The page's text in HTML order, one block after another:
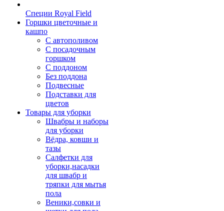
Специи Royal Field
Горшки цветочные и
кашпо
С автополивом
С посадочным
горшком
С поддоном
Без поддона
Подвесные
Подставки для
цветов
Товары для уборки
Швабры и наборы
для уборки
Вёдра, ковши и
тазы
Салфетки для
уборки,насадки
для швабр и
тряпки для мытья
пола
Веники,совки и